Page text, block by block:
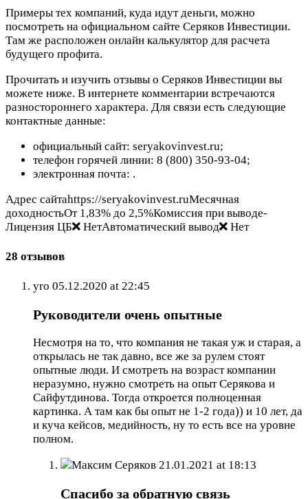
Примеры тех компаний, куда идут деньги, можно
посмотреть на официальном сайте Серяков Инвестиции.
Там же расположен онлайн калькулятор для расчета
будущего профита.
Прочитать и изучить отзывы о Серяков Инвестиции вы
можете ниже. В интернете комментарии встречаются
разностороннего характера. Для связи есть следующие
контактные данные:
официальный сайт: seryakovinvest.ru;
телефон горячей линии: 8 (800) 350-93-04;
электронная почта: .
Адрес сайтаhttps://seryakovinvest.ruМесячная
доходностьОт 1,83% до 2,5%Комиссия при выводе-
Лицензия ЦБ
НетАвтоматический вывод Нет
28 отзывов
yro 05.12.2020 at 22:45
Руководители очень опытные
Несмотря на то, что компания не такая уж и старая, а
открылась не так давно, все же за рулем стоят
опытные люди. И смотреть на возраст компании
неразумно, нужно смотреть на опыт Серякова и
Сайфутдинова. Тогда откроется полноценная
картинка. А там как бы опыт не 1-2 года)) и 10 лет, да
и куча кейсов, медийность, ну то есть все на уровне
полном.
Максим Серяков 21.01.2021 at 18:13
Спасибо за обратную связь